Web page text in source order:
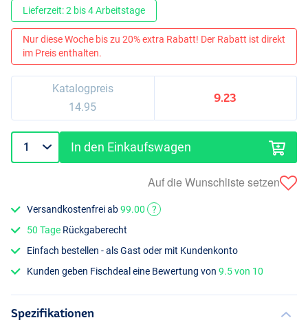
Lieferzeit: 2 bis 4 Arbeitstage
Nur diese Woche bis zu 20% extra Rabatt! Der Rabatt ist direkt
im Preis enthalten.
Katalogpreis
14.95
9.23
In den Einkaufswagen
Auf die Wunschliste setzen
Versandkostenfrei ab99.00
?
50 Tage Rückgaberecht
Einfach bestellen - als Gast oder mit Kundenkonto
Kunden geben Fischdeal eine Bewertung von9.5 von 10
Spezifikationen